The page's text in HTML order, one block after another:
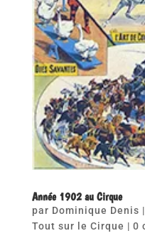
Année 1902 au Cirque
par Dominique Denis |
Tout sur le Cirque | 0